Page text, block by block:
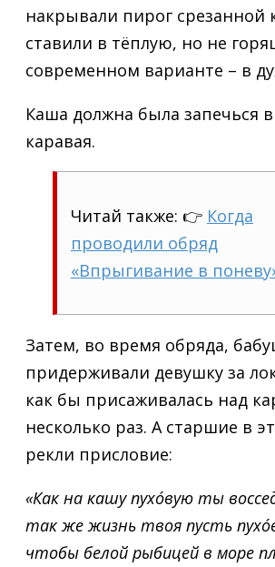
накрывали пирог
ставили в тёплую, но не
современном варианте – в
Каша должна была запечься
каравая.
Читай также: 👉 Когда
проводили обряд
«Впрыгивание в
Затем, во время обряда,
придерживали девушку за
как бы присаживалась над
несколько раз. А старшие в
рекли присловие:
«Как на кашу пухóвую ты
так же жизнь твоя пусть
чтобы белой рыбицей в море